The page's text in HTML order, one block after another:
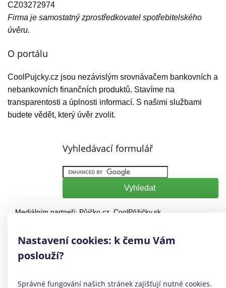
CZ03272974
Firma je samostatný zprostředkovatel spotřebitelského
úvěru.
O portálu
CoolPujcky.cz jsou nezávislým srovnávačem bankovních a
nebankovních finančních produktů. Stavíme na
transparentosti a úplnosti informací. S našimi službami
budete vědět, který úvěr zvolit.
Vyhledávací formulář
Mediálním partneři: Půjčko.cz CoolPôžičky.sk
©CoolPujcky.cz - Okamžitá půjčka
Váš nezávislý odborný srovnávač půjček pro rok 2026
Provozovatel:Elephant Orchestra, s.r.o. Ve spolupráci sÚspory.cz
Nastavení cookies: k čemu Vám
poslouží?
Správné fungování našich stránek zajišťují nutné cookies.